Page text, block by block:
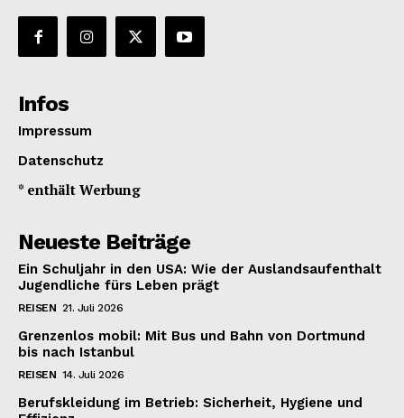
Infos
Impressum
Datenschutz
* enthält Werbung
Neueste Beiträge
Ein Schuljahr in den USA: Wie der Auslandsaufenthalt
Jugendliche fürs Leben prägt
REISEN 21. Juli 2026
Grenzenlos mobil: Mit Bus und Bahn von Dortmund
bis nach Istanbul
REISEN 14. Juli 2026
Berufskleidung im Betrieb: Sicherheit, Hygiene und